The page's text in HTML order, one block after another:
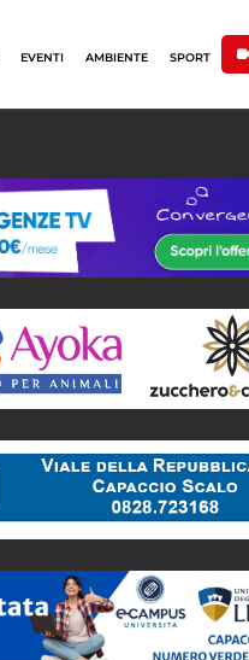
EVENTI AMBIENTE SPORT